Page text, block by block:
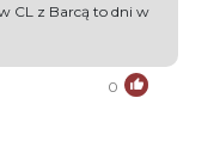
CL z Barcą to dni w
0